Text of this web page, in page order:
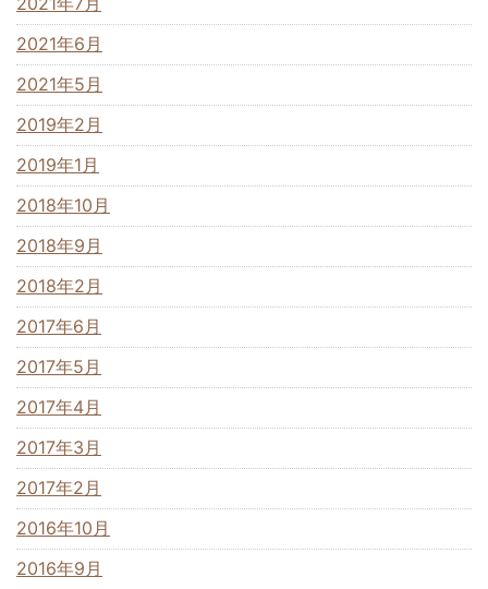
2021年6月
2021年5月
2019年2月
2019年1月
2018年10月
2018年9月
2018年2月
2017年6月
2017年5月
2017年4月
2017年3月
2017年2月
2016年10月
2016年9月